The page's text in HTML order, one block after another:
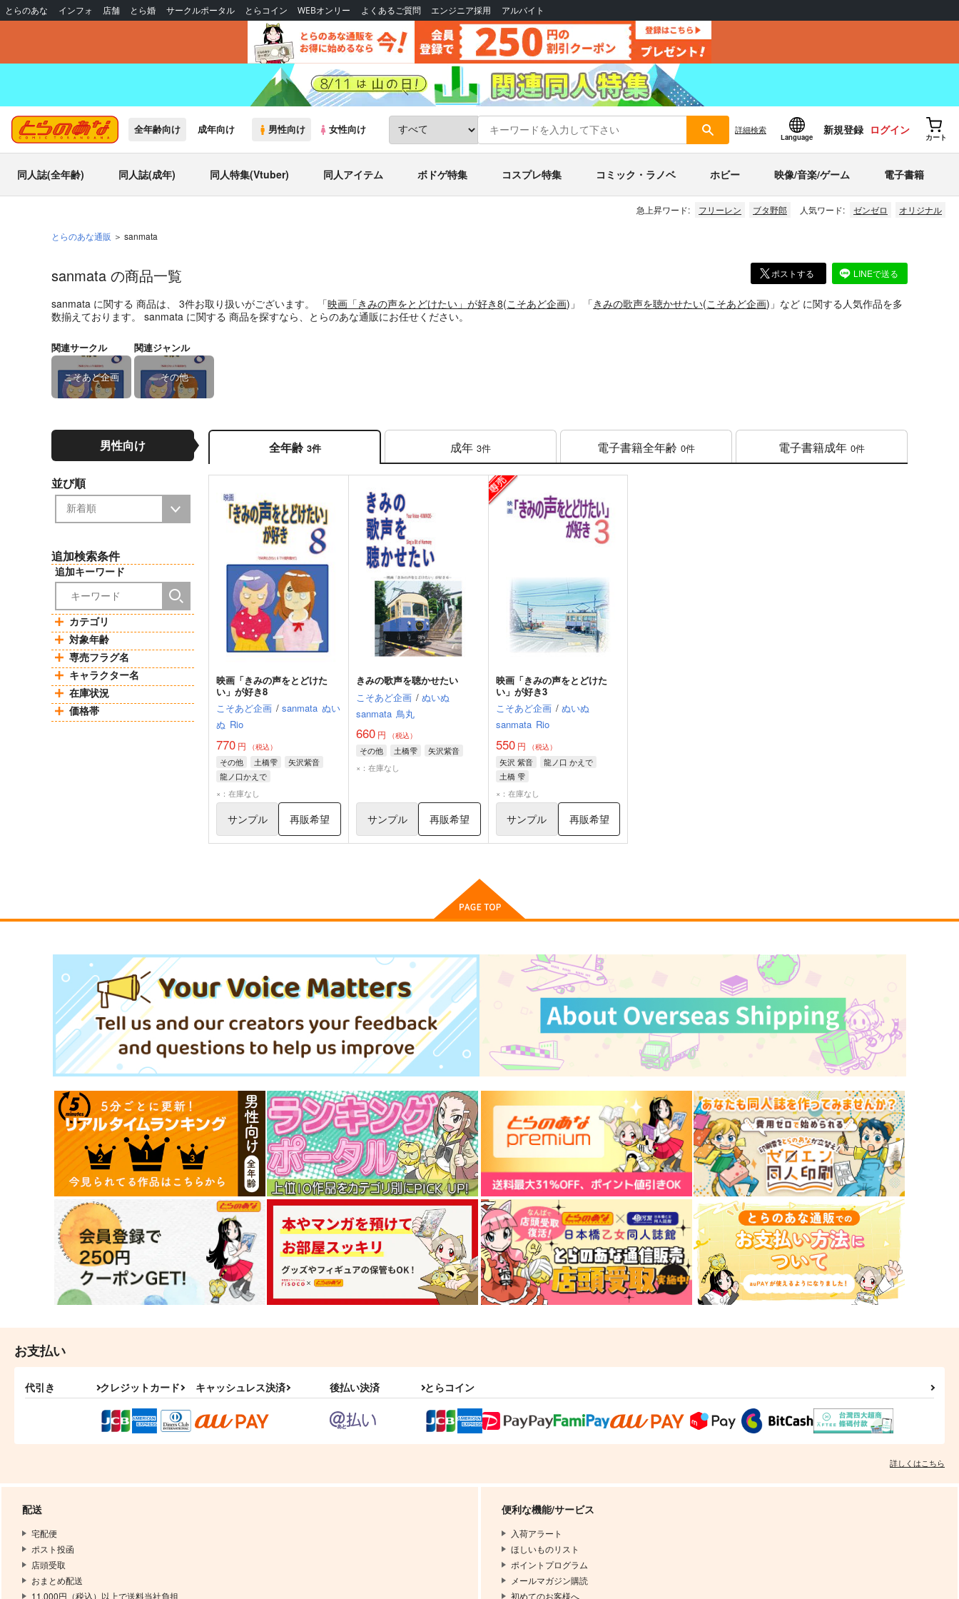
とらのあな インフォ 店舗 とら婚 サークルポータル とらコイン WEBオンリー よくあるご質問 エンジニア採用 アルバイト
全年齢向け 成年向け 男性向け 女性向け 詳細検索
Language
新規登録 ログイン
カート
同人誌(全年齢) 同人誌(成年) 同人特集(Vtuber) 同人アイテム ボドゲ特集 コスプレ特集 コミック・ラノベ ホビー 映像/音楽/ゲーム 電子書籍
急上昇ワード: フリーレン ブタ野郎 人気ワード: ゼンゼロ オリジナル
とらのあな通販 sanmata
ポストする LINEで送る
sanmata の商品一覧
sanmata に関する 商品は、 3件お取り扱いがございます。 「映画「きみの声をとどけたい」が好き8(こそあど企画)」 「きみの歌声を聴かせたい(こそあど企画)」 など に関する人気作品を多
数揃えております。 sanmata に関する 商品を探すなら、とらのあな通販にお任せください。
関連サークル
こそあど企画
関連ジャンル
その他
男性向け
並び順
追加検索条件
追加キーワード
カテゴリ
対象年齢
専売フラグ名
キャラクター名
在庫状況
価格帯
全年齢 3件 成年 3件 電子書籍全年齢 0件 電子書籍成年 0件
映画「きみの声をとどけた
い」が好き8
こそあど企画 / sanmata ぬい
ぬ Rio
770 円 （税込）
その他 土橋雫
矢沢紫音
龍ノ口かえで
×：在庫なし
サンプル 再販希望
きみの歌声を聴かせたい
こそあど企画 / ぬいぬ
sanmata 鳥丸
660円 （税込）
その他 土橋雫
矢沢紫音
×：在庫なし
サンプル 再販希望
映画「きみの声をとどけた
い」が好き3
こそあど企画 / ぬいぬ
sanmata Rio
550円 （税込）
矢沢 紫音
龍ノ口 かえで
土橋 雫
×：在庫なし
サンプル 再販希望
お支払い
代引き クレジットカード キャッシュレス決済 後払い決済 とらコイン
詳しくはこちら
配送
宅配便
ポスト投函
店頭受取
おまとめ配送
11,000円（税込）以上で送料当社負担
便利な機能/サービス
入荷アラート
ほしいものリスト
ポイントプログラム
メールマガジン購読
初めてのお客様へ